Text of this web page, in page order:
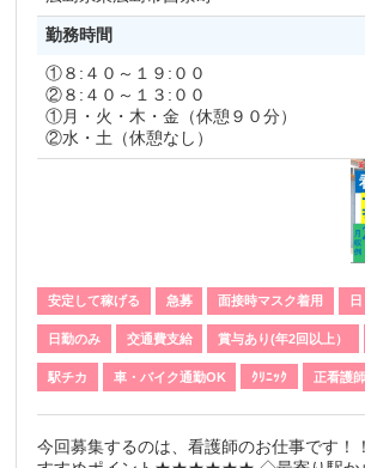
勤務時間
①８:４０～１９:００
②８:４０～１３:００
①月・火・木・金（休憩９０分）
②水・土（休憩なし）
安定して稼げる 急募 面接時マスク着用
日勤のみ 交通費支給 賞与あり(年2回以上）
駅チカ 車・バイク通勤OK ｸﾘﾆｯｸ 正看護師
今回募集するのは、看護師のお仕事で